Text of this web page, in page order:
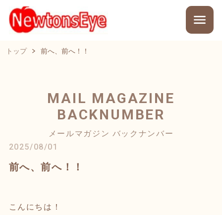
トップ 前へ、前へ！！
MAIL MAGAZINE
BACKNUMBER
メールマガジン バックナンバー
2025/08/01
前へ、前へ！！
こんにちは！